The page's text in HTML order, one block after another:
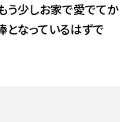
う少しお家で愛でてか
となっているはずで